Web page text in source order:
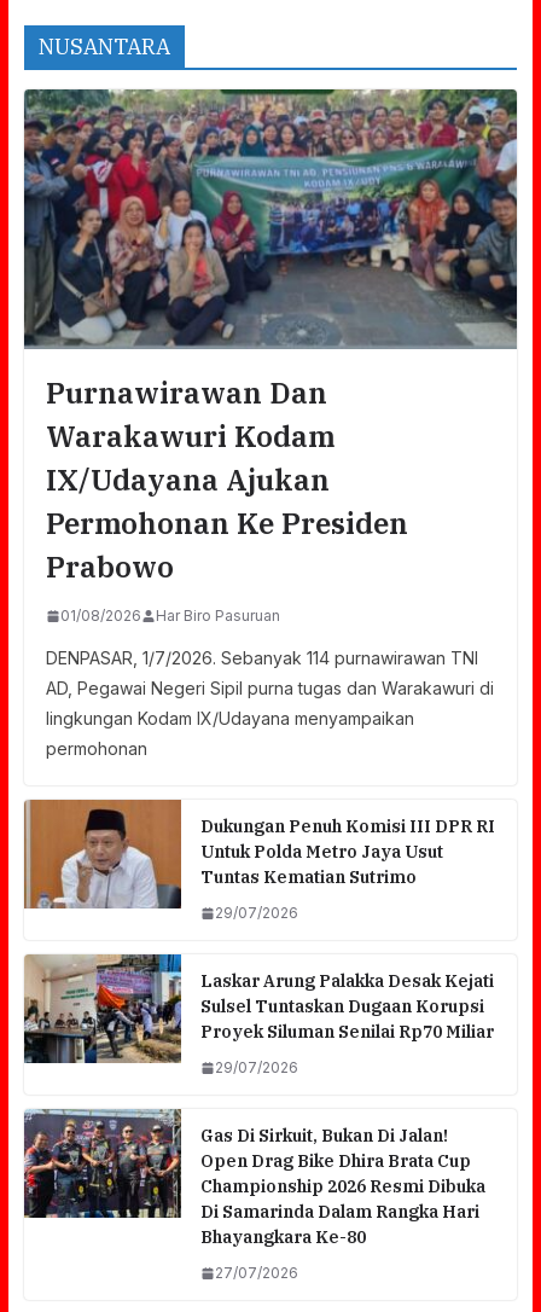
NUSANTARA
Purnawirawan Dan
Warakawuri Kodam
IX/Udayana Ajukan
Permohonan Ke Presiden
Prabowo
01/08/2026 Har Biro Pasuruan
DENPASAR, 1/7/2026. Sebanyak 114 purnawirawan TNI
AD, Pegawai Negeri Sipil purna tugas dan Warakawuri di
lingkungan Kodam IX/Udayana menyampaikan
permohonan
Dukungan Penuh Komisi III DPR RI
Untuk Polda Metro Jaya Usut
Tuntas Kematian Sutrimo
29/07/2026
Laskar Arung Palakka Desak Kejati
Sulsel Tuntaskan Dugaan Korupsi
Proyek Siluman Senilai Rp70 Miliar
29/07/2026
Gas Di Sirkuit, Bukan Di Jalan!
Open Drag Bike Dhira Brata Cup
Championship 2026 Resmi Dibuka
Di Samarinda Dalam Rangka Hari
Bhayangkara Ke-80
27/07/2026